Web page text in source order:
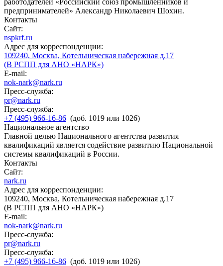
работодателей «Российский союз промышленников и
предпринимателей» Александр Николаевич Шохин.
Контакты
Сайт:
nspkrf.ru
Адрес для корреспонденции:
109240, Москва, Котельническая набережная д.17
(В РСПП для АНО «НАРК»)
E-mail:
nok-nark@nark.ru
Пресс-служба:
pr@nark.ru
Пресс-служба:
+7 (495) 966-16-86 (доб. 1019 или 1026)
Национальное агентство
Главной целью Национального агентства развития
квалификаций является содействие развитию Национальной
системы квалификаций в России.
Контакты
Сайт:
nark.ru
Адрес для корреспонденции:
109240, Москва, Котельническая набережная д.17
(В РСПП для АНО «НАРК»)
E-mail:
nok-nark@nark.ru
Пресс-служба:
pr@nark.ru
Пресс-служба:
+7 (495) 966-16-86 (доб. 1019 или 1026)